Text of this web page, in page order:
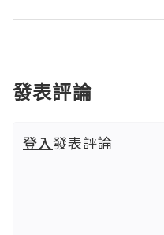
發表評論
登入發表評論